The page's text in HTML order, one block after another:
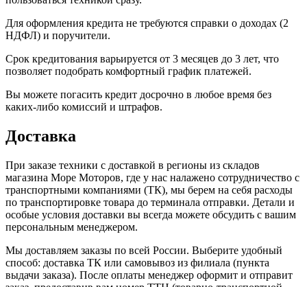
Для оформления кредита не требуются справки о доходах (2
НДФЛ) и поручители.
Срок кредитования варьируется от 3 месяцев до 3 лет, что
позволяет подобрать комфортный график платежей.
Вы можете погасить кредит досрочно в любое время без
каких-либо комиссий и штрафов.
Доставка
При заказе техники с доставкой в регионы из складов
магазина Море Моторов, где у нас налажено сотрудничество с
транспортными компаниями (ТК), мы берем на себя расходы
по транспортировке товара до терминала отправки. Детали и
особые условия доставки вы всегда можете обсудить с вашим
персональным менеджером.
Мы доставляем заказы по всей России. Выберите удобный
способ: доставка ТК или самовывоз из филиала (пункта
выдачи заказа). После оплаты менеджер оформит и отправит